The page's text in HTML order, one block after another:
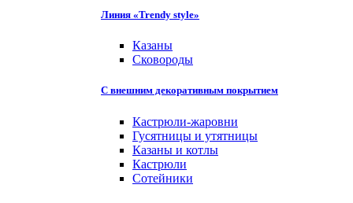
Линия «Trendy style»
Казаны
Сковороды
С внешним декоративным покрытием
Кастрюли-жаровни
Гусятницы и утятницы
Казаны и котлы
Кастрюли
Сотейники